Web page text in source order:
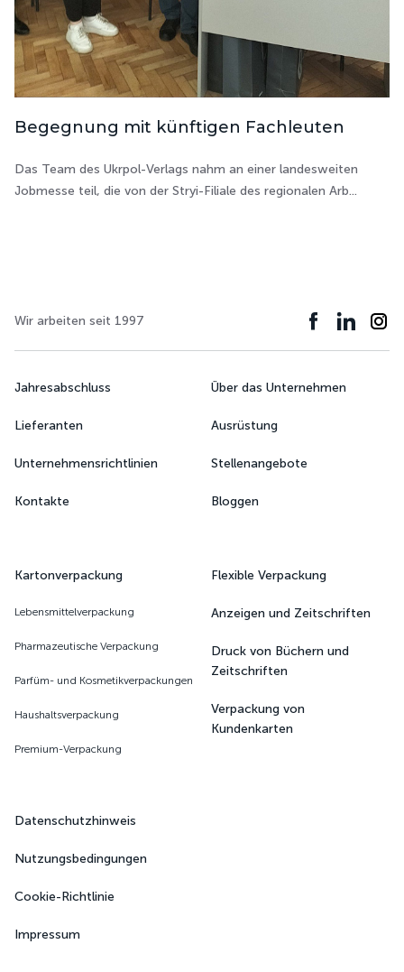
Begegnung mit künftigen Fachleuten
Das Team des Ukrpol-Verlags nahm an einer landesweiten
Jobmesse teil, die von der Stryi-Filiale des regionalen Arb...
Wir arbeiten seit 1997
Jahresabschluss
Lieferanten
Unternehmensrichtlinien
Kontakte
Über das Unternehmen
Ausrüstung
Stellenangebote
Bloggen
Kartonverpackung
Lebensmittelverpackung
Pharmazeutische Verpackung
Parfüm- und Kosmetikverpackungen
Haushaltsverpackung
Premium-Verpackung
Flexible Verpackung
Anzeigen und Zeitschriften
Druck von Büchern und
Zeitschriften
Verpackung von
Kundenkarten
Datenschutzhinweis
Nutzungsbedingungen
Cookie-Richtlinie
Impressum